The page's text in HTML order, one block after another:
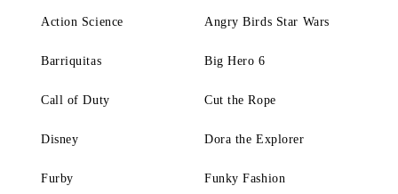
Action Science Angry Birds Star Wars
Barriquitas Big Hero 6
Call of Duty Cut the Rope
Disney Dora the Explorer
Furby Funky Fashion